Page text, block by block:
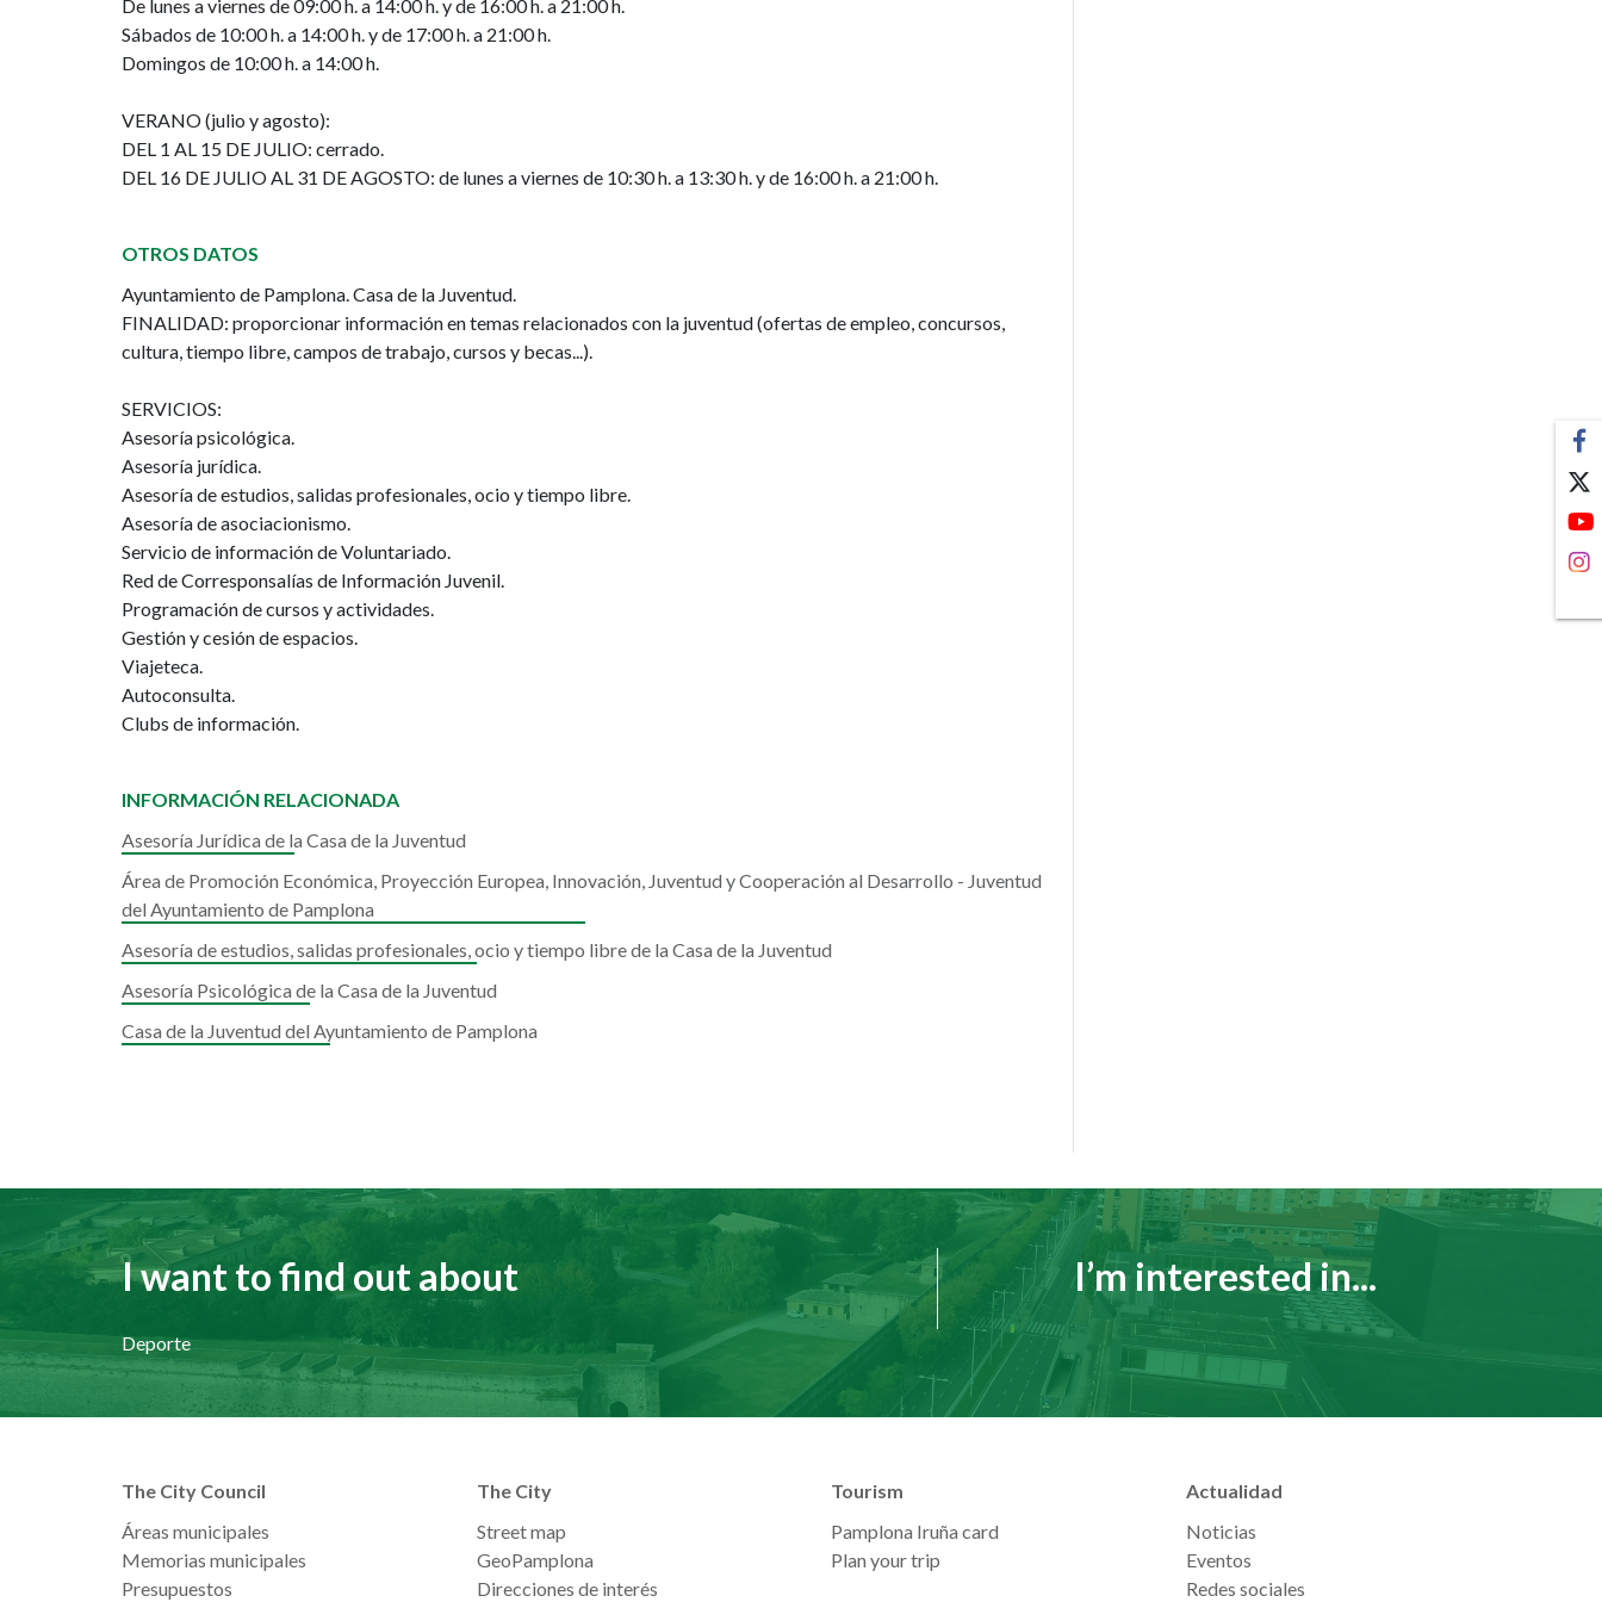
De lunes a viernes de 09:00 h. a 14:00 h. y de 16:00 h. a 21:00 h.
Sábados de 10:00 h. a 14:00 h. y de 17:00 h. a 21:00 h.
Domingos de 10:00 h. a 14:00 h.
VERANO (julio y agosto):
DEL 1 AL 15 DE JULIO: cerrado.
DEL 16 DE JULIO AL 31 DE AGOSTO: de lunes a viernes de 10:30 h. a 13:30 h. y de 16:00 h. a 21:00 h.
OTROS DATOS
Ayuntamiento de Pamplona. Casa de la Juventud.
FINALIDAD: proporcionar información en temas relacionados con la juventud (ofertas de empleo, concursos,
cultura, tiempo libre, campos de trabajo, cursos y becas...).
SERVICIOS:
Asesoría psicológica.
Asesoría jurídica.
Asesoría de estudios, salidas profesionales, ocio y tiempo libre.
Asesoría de asociacionismo.
Servicio de información de Voluntariado.
Red de Corresponsalías de Información Juvenil.
Programación de cursos y actividades.
Gestión y cesión de espacios.
Viajeteca.
Autoconsulta.
Clubs de información.
INFORMACIÓN RELACIONADA
Asesoría Jurídica de la Casa de la Juventud
Área de Promoción Económica, Proyección Europea, Innovación, Juventud y Cooperación al Desarrollo - Juventud
del Ayuntamiento de Pamplona
Asesoría de estudios, salidas profesionales, ocio y tiempo libre de la Casa de la Juventud
Asesoría Psicológica de la Casa de la Juventud
Casa de la Juventud del Ayuntamiento de Pamplona
I want to find out about
Deporte
I’m interested in...
The City Council
Áreas municipales
Memorias municipales
Presupuestos
The City
Street map
GeoPamplona
Direcciones de interés
Tourism
Pamplona Iruña card
Plan your trip
Actualidad
Noticias
Eventos
Redes sociales